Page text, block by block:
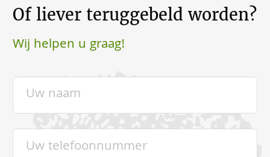
Of liever teruggebeld worden?
Wij helpen u graag!